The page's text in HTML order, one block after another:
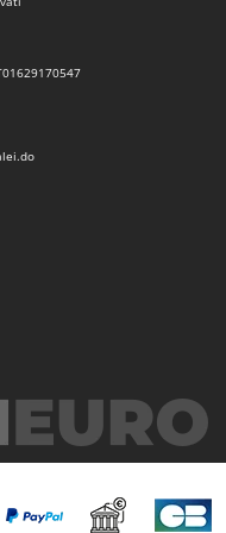
des fruits
et tapisseries
à olives